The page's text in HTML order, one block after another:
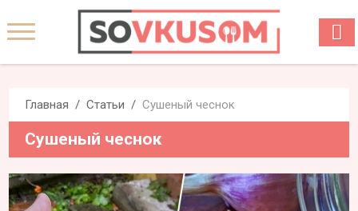
Главная Статьи Сушеный чеснок
Сушеный чеснок